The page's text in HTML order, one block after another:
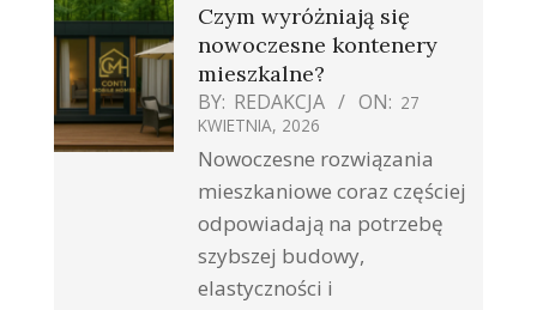
Czym wyróżniają się
nowoczesne kontenery
mieszkalne?
BY: REDAKCJA ON: 27
KWIETNIA, 2026
Nowoczesne rozwiązania
mieszkaniowe coraz częściej
odpowiadają na potrzebę
szybszej budowy,
elastyczności i